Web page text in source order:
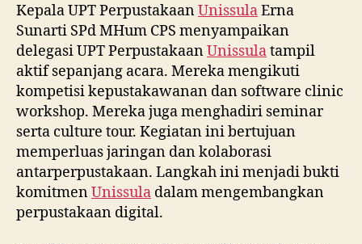
Kepala UPT PerpustakaanUnissulaErna
Sunarti SPd MHum CPS menyampaikan
delegasi UPT PerpustakaanUnissulatampil
aktif sepanjang acara. Mereka mengikuti
kompetisi kepustakawanan dan software clinic
workshop. Mereka juga menghadiri seminar
serta culture tour. Kegiatan ini bertujuan
memperluas jaringan dan kolaborasi
antarperpustakaan. Langkah ini menjadi bukti
komitmenUnissula dalam mengembangkan
perpustakaan digital.